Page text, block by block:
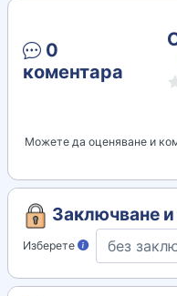
0
коментара
Можете да оценяване и
Заключване
Изберете